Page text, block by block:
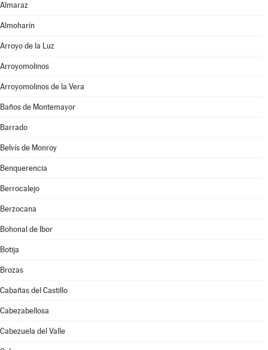
Almaraz
Almoharín
Arroyo de la Luz
Arroyomolinos
Arroyomolinos de la Vera
Baños de Montemayor
Barrado
Belvís de Monroy
Benquerencia
Berrocalejo
Berzocana
Bohonal de Ibor
Botija
Brozas
Cabañas del Castillo
Cabezabellosa
Cabezuela del Valle